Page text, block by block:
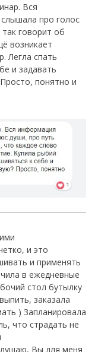
Вся
про голос
говорит об
возникает
Легла спать
и задавать
понятно и
и это
и применять
в ежедневные
стол бутылку
заказала
) Запланировала
что страдать не
Вы для меня